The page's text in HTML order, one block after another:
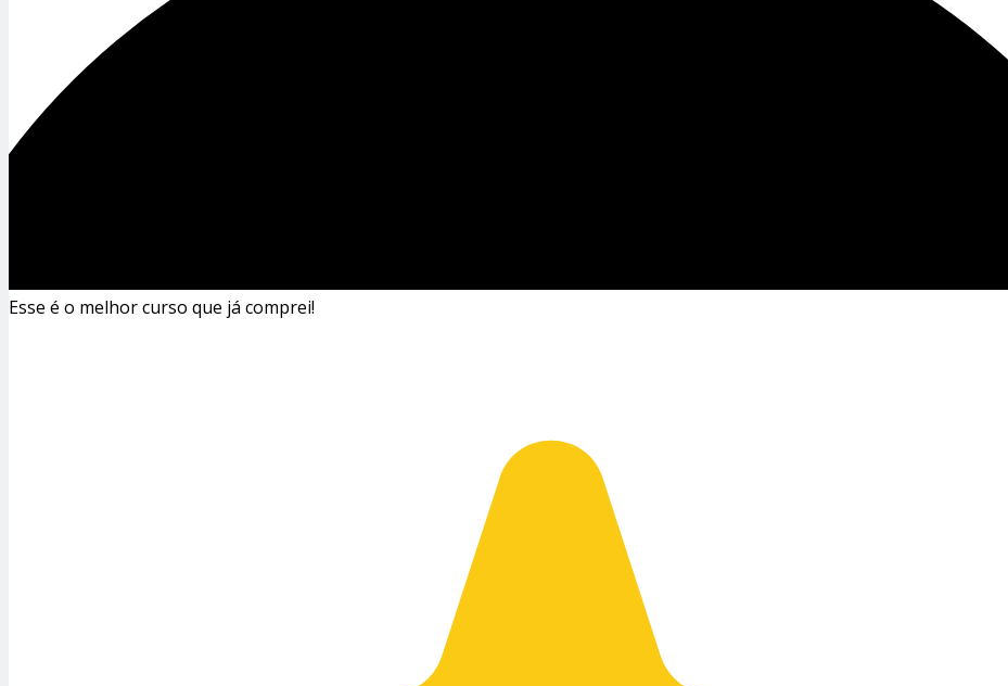
Esse é o melhor curso que já comprei!